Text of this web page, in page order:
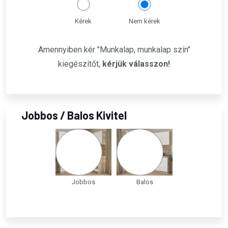
Kérek Nem kérek
Amennyiben kér "Munkalap, munkalap szín"
kiegészítőt, kérjük válasszon!
Jobbos / Balos Kivitel
Jobbos Balos